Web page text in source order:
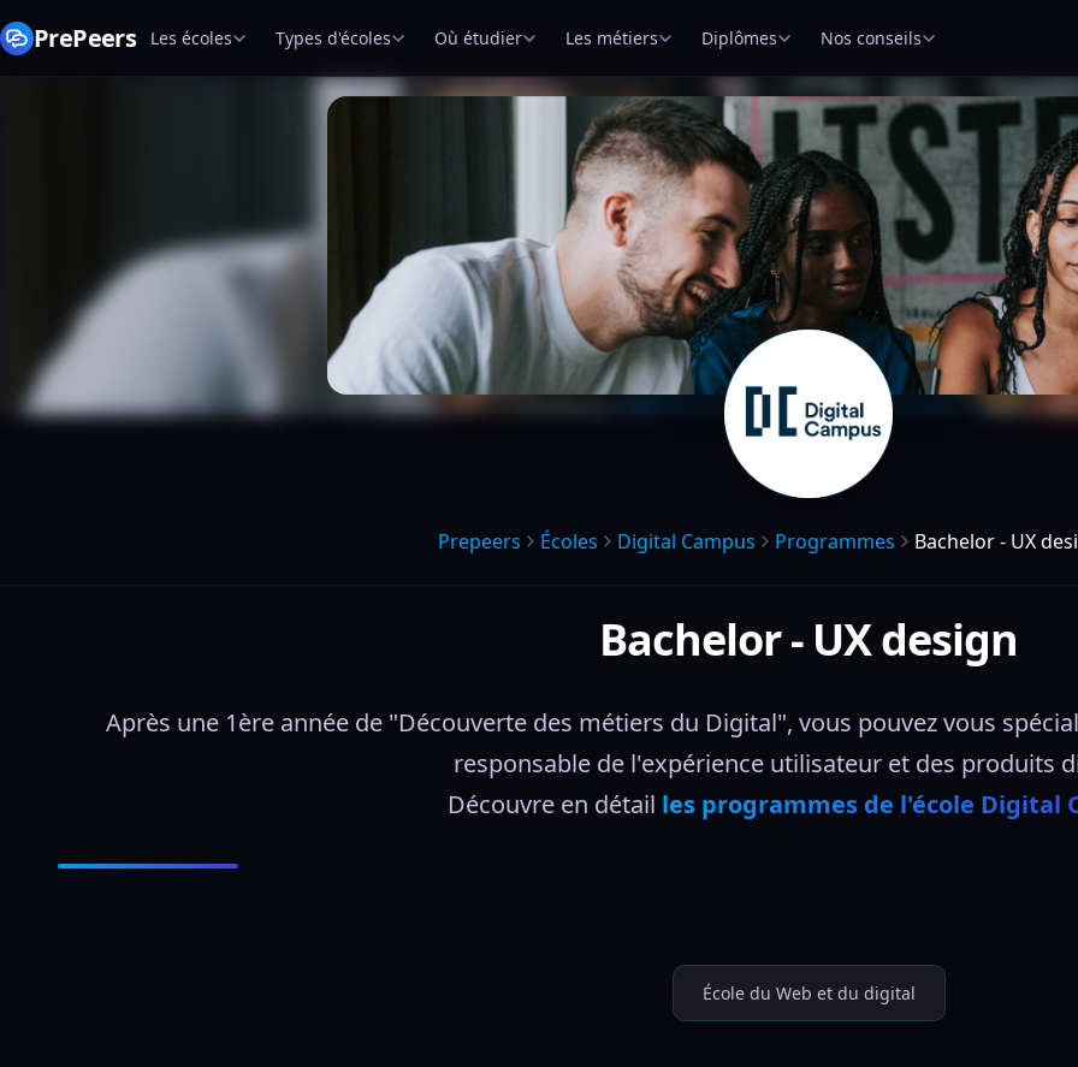
PrePeers Les écoles Types d'écoles Où étudier Les métiers Diplômes Nos conseils
Prepeers Écoles Digital Campus Programmes Bachelor - UX
Bachelor - UX design
Après une 1ère année de "Découverte des métiers du Digital", vous pouvez vous
responsable de l'expérience utilisateur et des produits
Découvre en détail les programmes de l'école Digital
École du Web et du digital